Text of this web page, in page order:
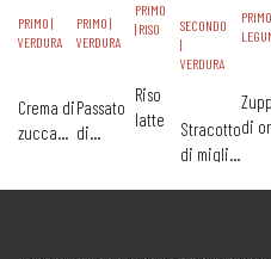
PRIMO |
VERDURA
Crema di
zucca
PRIMO |
VERDURA
Passato
di
PRIMO
| RISO
Riso
latte
SECONDO
|
VERDURA
Stracotto
di miglio
all'olio
di